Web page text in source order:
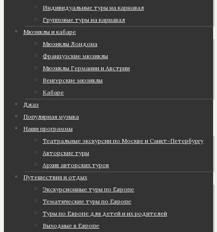
Индивидуальные туры на карнавал
Групповые туры на карнавал
Мюзиклы и кабаре
Мюзиклы Лондона
Французские мюзиклы
Мюзиклы Германии и Австрии
Венгерские мюзиклы
Кабаре
Джаз
Популярная музыка
Наши программы
Театральные экскурсии по Москве и Санкт-Петербургу
Авторские туры
Архив авторских туров
Путешествия и отдых
Экскурсионные туры по Европе
Тематические туры по Европе
Туры по Европе для детей и их родителей
Выходные в Европе